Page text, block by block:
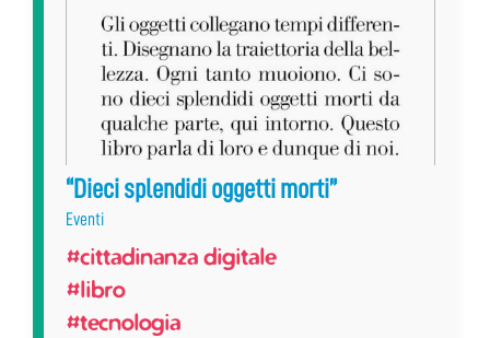
“Dieci splendidi oggetti morti”
Eventi
#cittadinanza digitale
#libro
#tecnologia